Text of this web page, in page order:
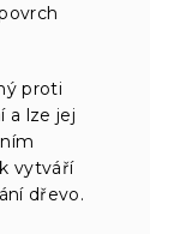
proti
a lze jej
vytváří
dřevo.